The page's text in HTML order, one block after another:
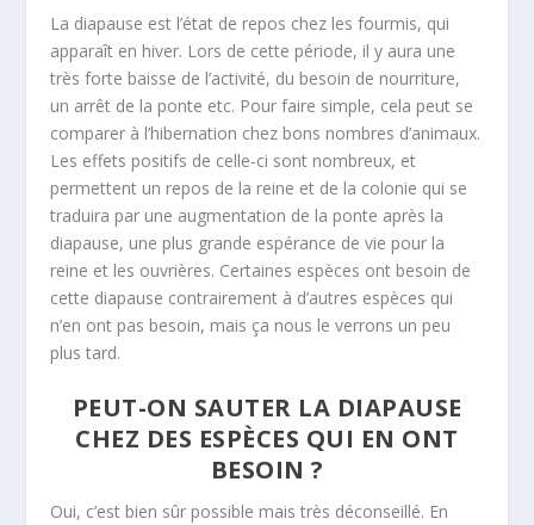
La diapause est l’état de repos chez les fourmis, qui
apparaît en hiver. Lors de cette période, il y aura une
très forte baisse de l’activité, du besoin de nourriture,
un arrêt de la ponte etc. Pour faire simple, cela peut se
comparer à l’hibernation chez bons nombres d’animaux.
Les effets positifs de celle-ci sont nombreux, et
permettent un repos de la reine et de la colonie qui se
traduira par une augmentation de la ponte après la
diapause, une plus grande espérance de vie pour la
reine et les ouvrières. Certaines espèces ont besoin de
cette diapause contrairement à d’autres espèces qui
n’en ont pas besoin, mais ça nous le verrons un peu
plus tard.
PEUT-ON SAUTER LA DIAPAUSE
CHEZ DES ESPÈCES QUI EN ONT
BESOIN ?
Oui, c’est bien sûr possible mais très déconseillé. En